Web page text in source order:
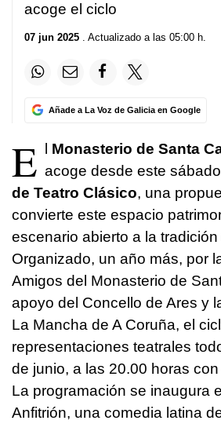
acoge el ciclo
07 jun 2025 . Actualizado a las 05:00 h.
Añade a La Voz de Galicia en Google
E l Monasterio de Santa
acoge desde este
de Teatro Clásico, una
convierte este espacio
escenario abierto a la tradición
Organizado, un año más, por
Amigos del Monasterio de
apoyo del Concello de Ares y
La Mancha de A Coruña, el
representaciones teatrales
de junio, a las 20.00 horas
La programación se inaugura
Anfitrión, una comedia latina